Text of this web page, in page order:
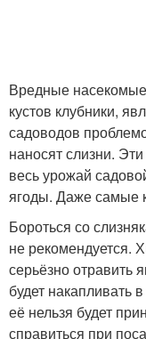
Вредные
кустов клубники,
садоводов
наносят слизни.
весь урожай
ягоды. Даже самые
Бороться со
не рекомендуется.
серьёзно отравить
будет накапливать
её нельзя будет
справиться при